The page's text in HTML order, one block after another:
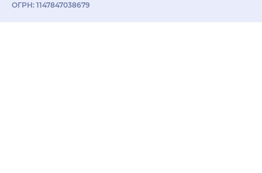
ОГРН: 1147847038679